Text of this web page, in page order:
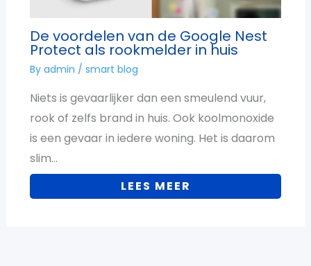
De voordelen van de Google Nest
Protect als rookmelder in huis
By admin / smart blog
Niets is gevaarlijker dan een smeulend vuur,
rook of zelfs brand in huis. Ook koolmonoxide
is een gevaar in iedere woning. Het is daarom
slim…
LEES MEER